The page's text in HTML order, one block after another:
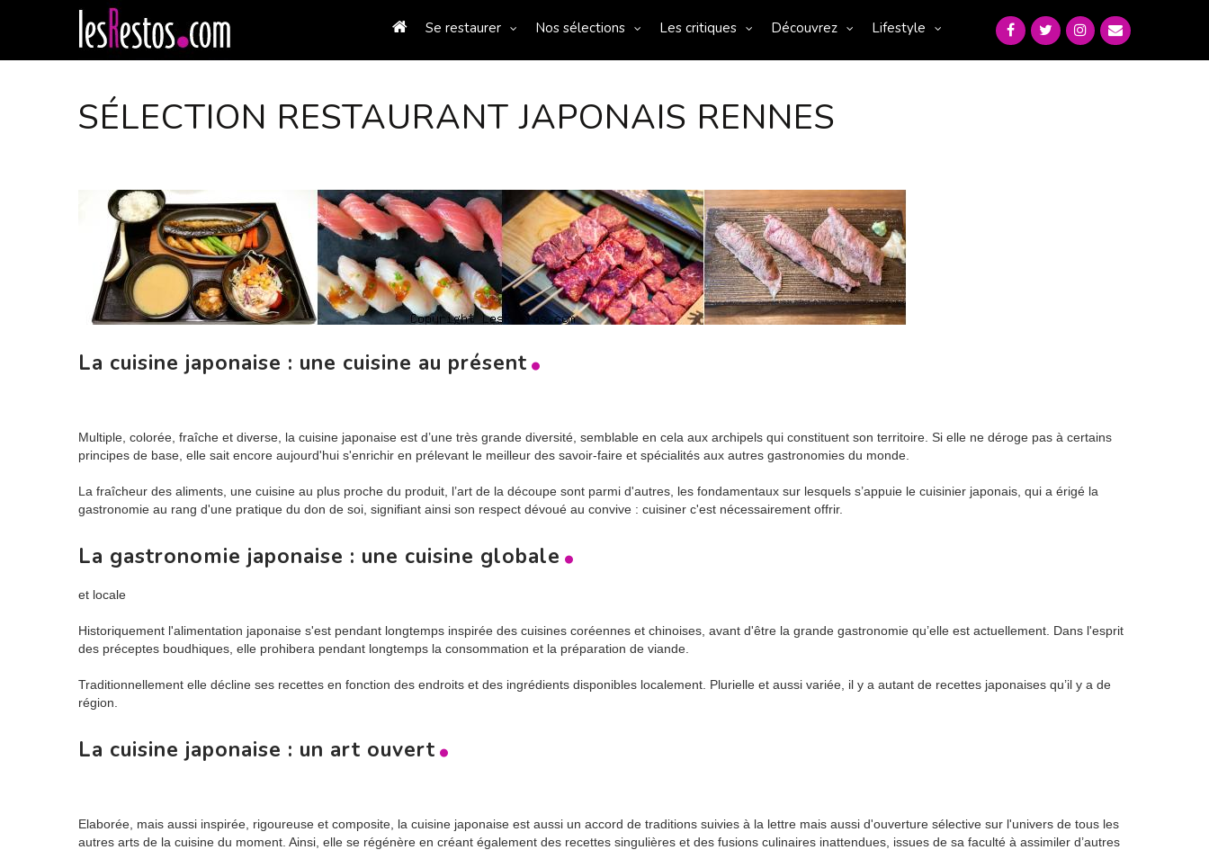
Se restaurer Nos sélections Les critiques Découvrez Lifestyle
SÉLECTION RESTAURANT JAPONAIS RENNES
La cuisine japonaise : une cuisine au présent
Multiple, colorée, fraîche et diverse, la cuisine japonaise est d’une très grande diversité, semblable en cela aux archipels qui constituent son territoire. Si elle ne déroge pas à certains
principes de base, elle sait encore aujourd'hui s'enrichir en prélevant le meilleur des savoir-faire et spécialités aux autres gastronomies du monde.
La fraîcheur des aliments, une cuisine au plus proche du produit, l’art de la découpe sont parmi d'autres, les fondamentaux sur lesquels s’appuie le cuisinier japonais, qui a érigé la
gastronomie au rang d'une pratique du don de soi, signifiant ainsi son respect dévoué au convive : cuisiner c'est nécessairement offrir.
La gastronomie japonaise : une cuisine globale
et locale
Historiquement l'alimentation japonaise s'est pendant longtemps inspirée des cuisines coréennes et chinoises, avant d'être la grande gastronomie qu’elle est actuellement. Dans l'esprit
des préceptes boudhiques, elle prohibera pendant longtemps la consommation et la préparation de viande.
Traditionnellement elle décline ses recettes en fonction des endroits et des ingrédients disponibles localement. Plurielle et aussi variée, il y a autant de recettes japonaises qu’il y a de
région.
La cuisine japonaise : un art ouvert
Elaborée, mais aussi inspirée, rigoureuse et composite, la cuisine japonaise est aussi un accord de traditions suivies à la lettre mais aussi d'ouverture sélective sur l'univers de tous les
autres arts de la cuisine du moment. Ainsi, elle se régénère en créant également des recettes singulières et des fusions culinaires inattendues, issues de sa faculté à assimiler d’autres